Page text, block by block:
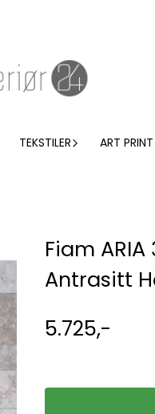
TEKSTILER ART
Fiam
Antrasitt
5.725,-